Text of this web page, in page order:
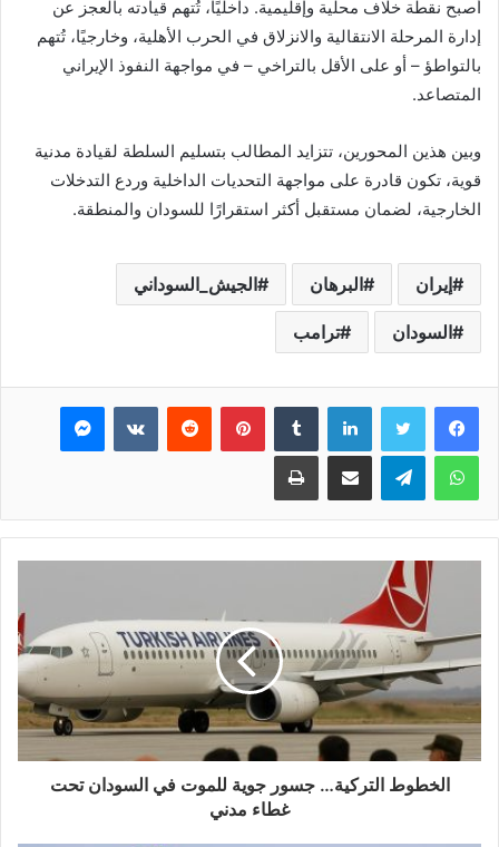
أصبح نقطة خلاف محلية وإقليمية. داخليًا، تُتهم قيادته بالعجز عن
إدارة المرحلة الانتقالية والانزلاق في الحرب الأهلية، وخارجيًا، تُتهم
بالتواطؤ – أو على الأقل بالتراخي – في مواجهة النفوذ الإيراني
المتصاعد.
وبين هذين المحورين، تتزايد المطالب بتسليم السلطة لقيادة مدنية
قوية، تكون قادرة على مواجهة التحديات الداخلية وردع التدخلات
الخارجية، لضمان مستقبل أكثر استقرارًا للسودان والمنطقة.
إيران البرهان الجيش_السوداني
السودان ترامب
فيسبوك تويتر لينكدإن بينتيريست ماسنجر
واتساب تيلقرام مشاركة عبر البريد طباعة
الخطوط التركية… جسور جوية للموت في السودان تحت
غطاء مدني